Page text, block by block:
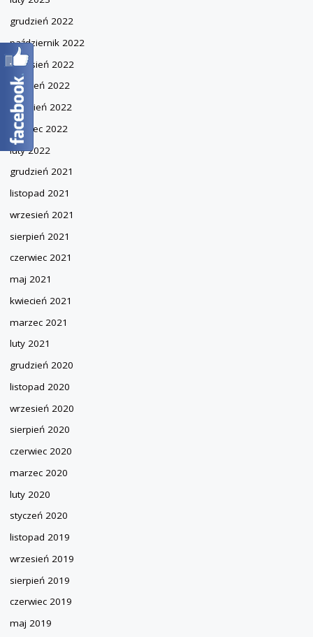
grudzień 2022
październik 2022
wrzesień 2022
sierpień 2022
kwiecień 2022
marzec 2022
luty 2022
grudzień 2021
listopad 2021
wrzesień 2021
sierpień 2021
czerwiec 2021
maj 2021
kwiecień 2021
marzec 2021
luty 2021
grudzień 2020
listopad 2020
wrzesień 2020
sierpień 2020
czerwiec 2020
marzec 2020
luty 2020
styczeń 2020
listopad 2019
wrzesień 2019
sierpień 2019
czerwiec 2019
maj 2019